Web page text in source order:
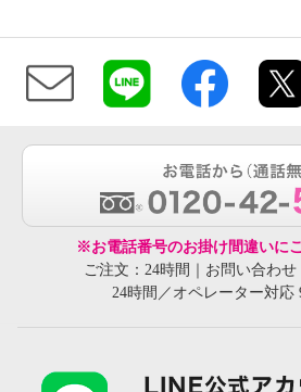
※お電話番号のお掛け間違いに
ご注文：24時間｜お問い合わ
24時間／オペレーター対応